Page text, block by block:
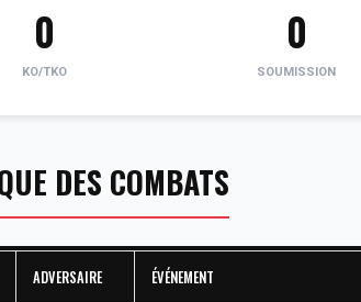
0
KO/TKO
0
SOUMISSION
DES COMBATS
ADVERSAIRE ÉVÉNEMENT